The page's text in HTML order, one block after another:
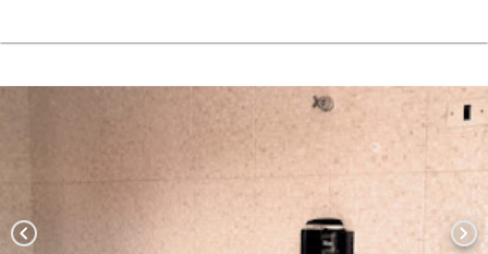
chevron_left chevron_right